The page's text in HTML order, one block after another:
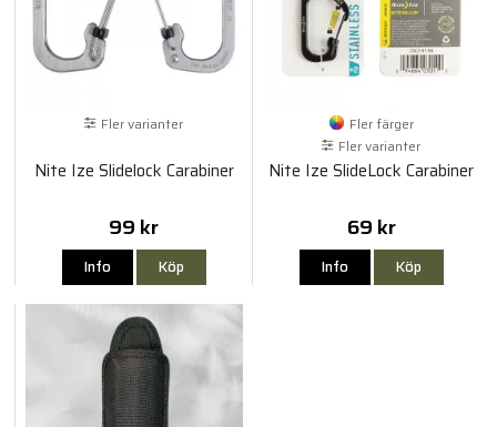
Fler varianter
Nite Ize Slidelock Carabiner
99 kr
Info Köp
Fler färger
Fler varianter
Nite Ize SlideLock Carabiner
69 kr
Info Köp